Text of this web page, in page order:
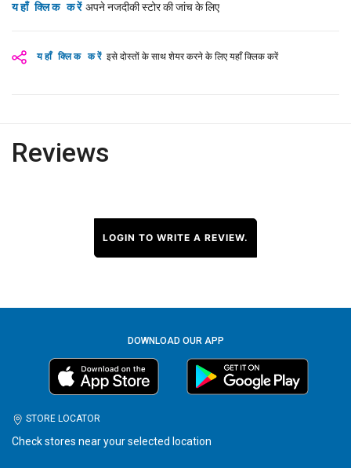
यहाँ क्लिक करें इसे दोस्तों के साथ शेयर करने के लिए यहाँ क्लिक करें
यहाँ क्लिक करें अपने नजदीकी स्टोर की जांच के लिए
Reviews
LOGIN TO WRITE A REVIEW.
DOWNLOAD OUR APP
STORE LOCATOR
Check stores near your selected location